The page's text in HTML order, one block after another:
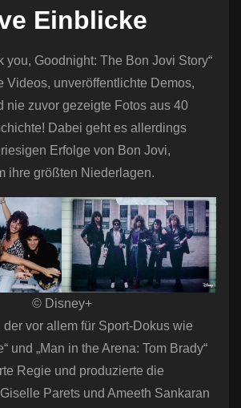
Einblicke
you, Goodnight: The Bon Jovi Story“
Videos, unveröffentlichte Demos,
nie zuvor gezeigte Fotos aus 40
Dabei geht es allerdings
Erfolge von Bon Jovi,
ihre größten Niederlagen.
© Disney+
der vor allem für Sport-Dokus wie
und „Man in the Arena: Tom Brady“
Regie und produzierte die
Parets und Ameeth Sankaran